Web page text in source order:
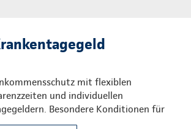
mit flexiblen
und individuellen
Besondere Konditionen für